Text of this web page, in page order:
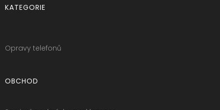
KATEGORIE
Opravy telefonů
OBCHOD